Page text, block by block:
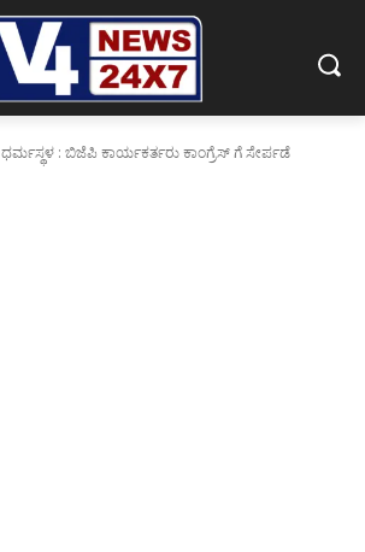
ಧರ್ಮಸ್ಥಳ : ಬಿಜೆಪಿ ಕಾರ್ಯಕರ್ತರು ಕಾಂಗ್ರೆಸ್ ಗೆ ಸೇರ್ಪಡೆ